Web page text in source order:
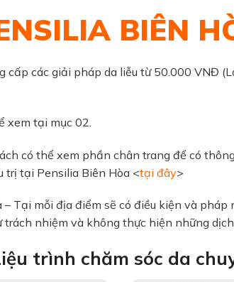
BIÊN
các giải pháp da liễu từ 50.000 VNĐ
xem tại mục 02.
có thể xem phần chân trang để có
trị tại Pensilia Biên Hòa <tại đây>
Tại mỗi địa điểm sẽ có điều kiện và
nhiệm và không thực hiện những
trình chăm sóc da